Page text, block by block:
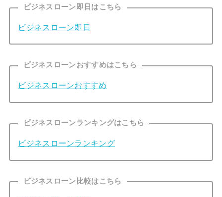
ビジネスローン即日はこちら
ビジネスローン即日
ビジネスローンおすすめはこちら
ビジネスローンおすすめ
ビジネスローンランキングはこちら
ビジネスローンランキング
ビジネスローン比較はこちら